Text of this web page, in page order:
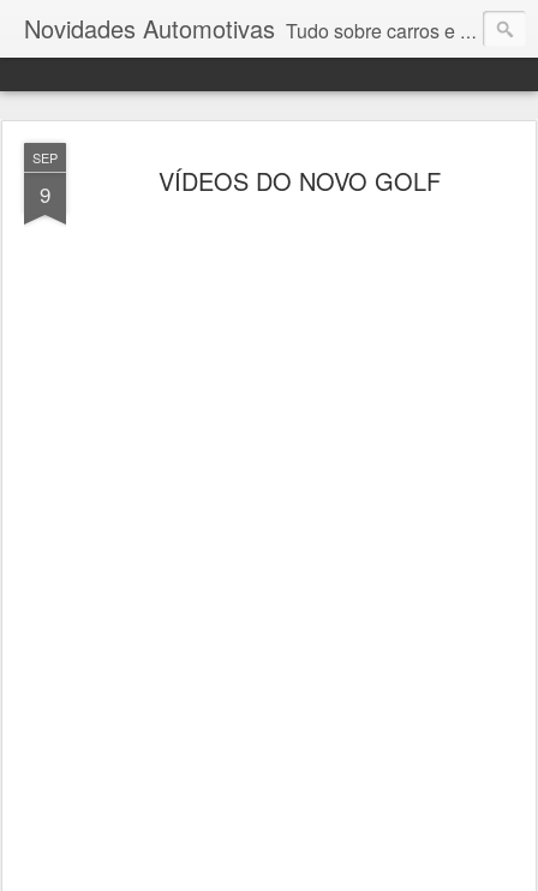
Novidades Automotivas Tudo sobre carros e motores
SEP
9 VÍDEOS DO NOVO GOLF